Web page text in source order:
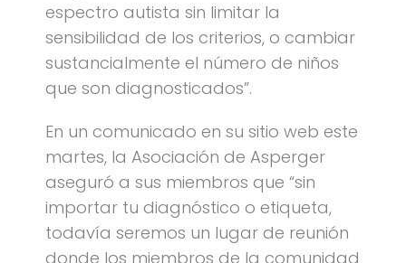
espectro autista sin limitar la
sensibilidad de los criterios, o cambiar
sustancialmente el número de niños
que son diagnosticados”.
En un comunicado en su sitio web este
martes, la Asociación de Asperger
aseguró a sus miembros que “sin
importar tu diagnóstico o etiqueta,
todavía seremos un lugar de reunión
donde los miembros de la comunidad